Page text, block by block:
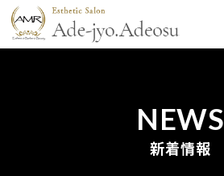
NEWS
新着情報